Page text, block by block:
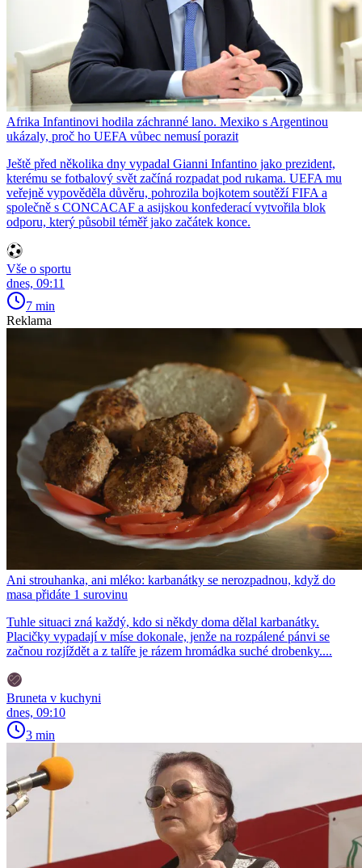
Afrika Infantinovi hodila záchranné lano. Mexiko s Argentinou
ukázaly, proč ho UEFA vůbec nemusí porazit
Ještě před několika dny vypadal Gianni Infantino jako prezident,
kterému se fotbalový svět začíná rozpadat pod rukama. UEFA mu
veřejně vypověděla důvěru, pohrozila bojkotem soutěží FIFA a
společně s CONCACAF a asijskou konfederací vytvořila blok
odporu, který působil téměř jako začátek konce.
Vše o sportu
dnes, 09:11
7 min
Reklama
Ani strouhanka, ani mléko: karbanátky se nerozpadnou, když do
masa přidáte 1 surovinu
Tuhle situaci zná každý, kdo si někdy doma dělal karbanátky.
Placičky vypadají v míse dokonale, jenže na rozpálené pánvi se
začnou rozjíždět a z talíře je rázem hromádka suché drobenky....
Bruneta v kuchyni
dnes, 09:10
3 min